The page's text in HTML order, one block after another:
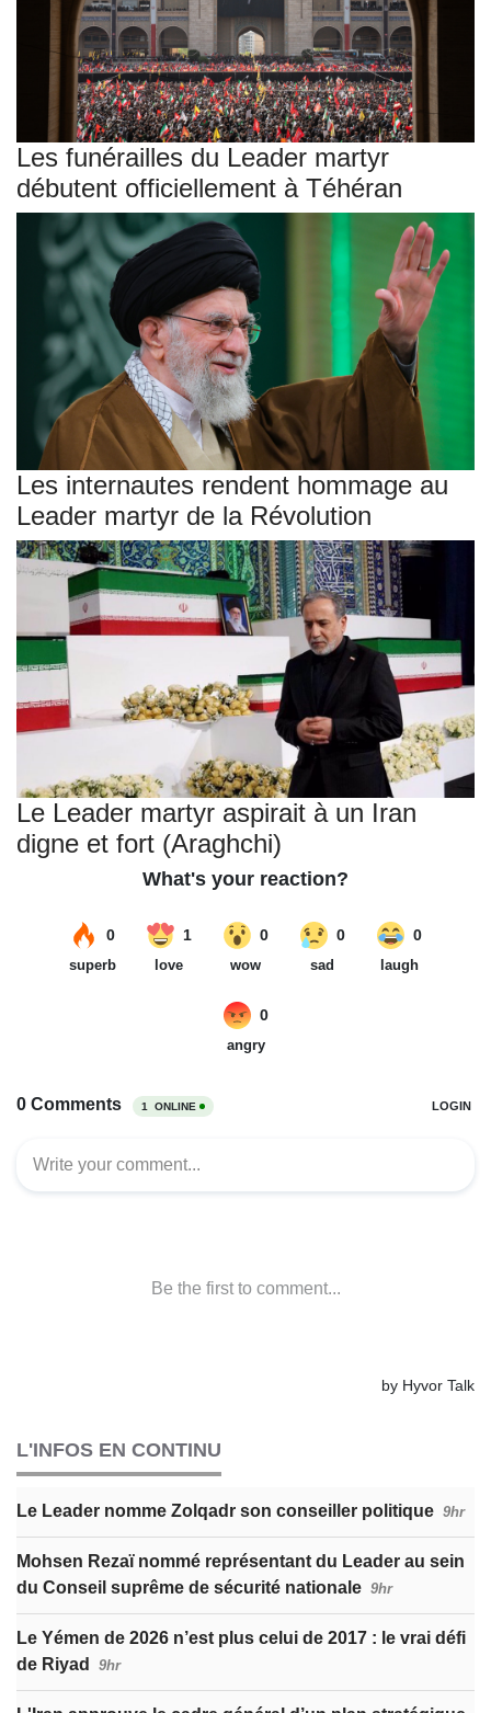
Les funérailles du Leader martyr
débutent officiellement à Téhéran
Les internautes rendent hommage au
Leader martyr de la Révolution
Le Leader martyr aspirait à un Iran
digne et fort (Araghchi)
L'INFOS EN CONTINU
Le Leader nomme Zolqadr son conseiller politique 9hr
Mohsen Rezaï nommé représentant du Leader au sein
du Conseil suprême de sécurité nationale 9hr
Le Yémen de 2026 n’est plus celui de 2017 : le vrai défi
de Riyad
9hr